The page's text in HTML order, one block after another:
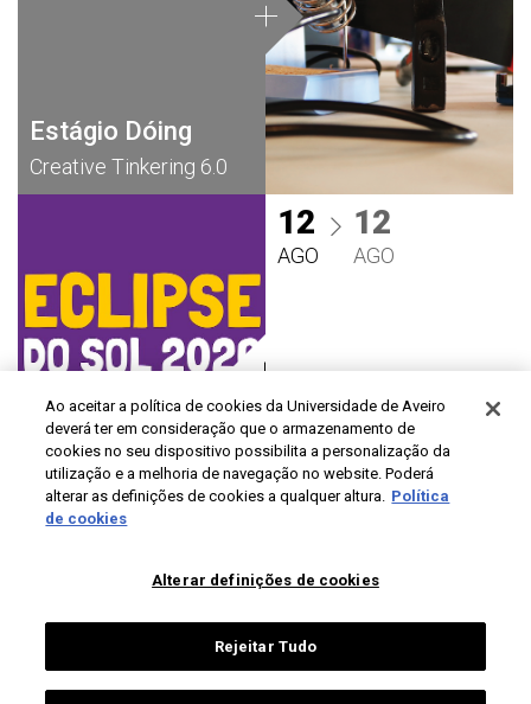
Estágio Dóing
Creative Tinkering 6.0
12
AGO
12
AGO
Eclipse do Sol
2026
Ao aceitar a política de cookies da Universidade de Aveiro
deverá ter em consideração que o armazenamento de
cookies no seu dispositivo possibilita a personalização da
utilização e a melhoria de navegação no website. Poderá
alterar as definições de cookies a qualquer altura. Política
de cookies
Alterar definições de cookies
Rejeitar Tudo